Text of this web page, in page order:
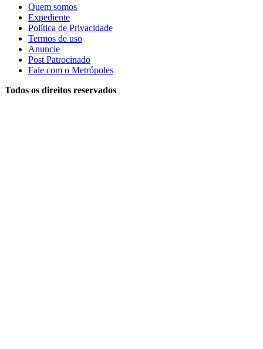
Quem somos
Expediente
Política de Privacidade
Termos de uso
Anuncie
Post Patrocinado
Fale com o Metrópoles
Todos os direitos reservados